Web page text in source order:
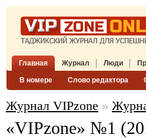
Главная Журнал
В номере Слово редактора
Люди
Журнал VIPzone »
«VIPzone» №1